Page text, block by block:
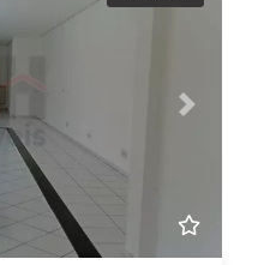
Next